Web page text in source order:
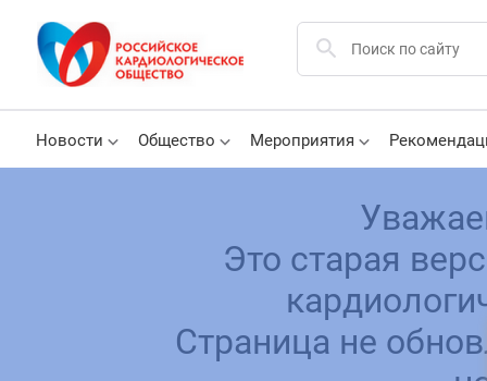
Новости Общество Мероприятия
Это старая
Страница не